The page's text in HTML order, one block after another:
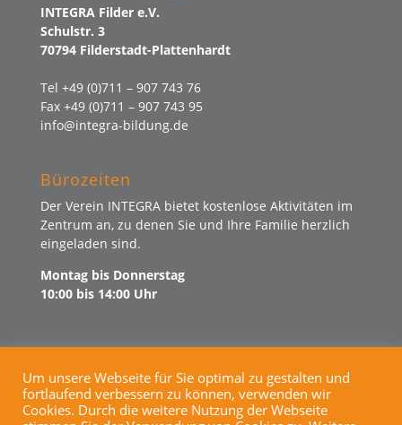
INTEGRA Filder e.V.
Schulstr. 3
70794 Filderstadt-Plattenhardt
Tel +49 (0)711 – 907 743 76
Fax +49 (0)711 – 907 743 95
info@integra-bildung.de
Bürozeiten
Der Verein INTEGRA bietet kostenlose Aktivitäten im
Zentrum an, zu denen Sie und Ihre Familie herzlich
eingeladen sind.
Montag bis Donnerstag
10:00 bis 14:00 Uhr
KINDERSCHUTZ
SPENDEN
Um unsere Webseite für Sie optimal zu gestalten und
fortlaufend verbessern zu können, verwenden wir
Cookies. Durch die weitere Nutzung der Webseite